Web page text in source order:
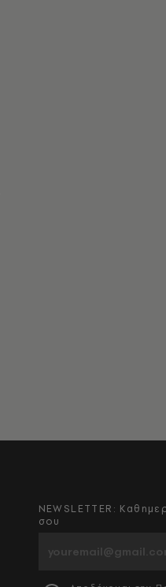
NEWSLETTER:
σου